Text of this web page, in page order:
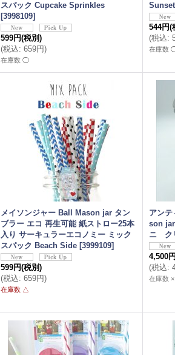
スパック Cupcake Sprinkles
[3998109]
599円(税別)
(税込: 659円)
在庫数 ◯
Sunset
544円(
(税込:
在庫数
メイソンジャー Ball Mason jar タン
ブラー エコ 再生可能 紙ストロー25本
入り サーキュラーエコノミー ミック
スパック Beach Side [3999109]
599円(税別)
(税込: 659円)
在庫数 △
アン
son
ニ ク
4,500円
(税込:
在庫数 ×